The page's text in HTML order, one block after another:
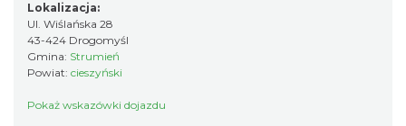
Lokalizacja:
Ul. Wiślańska 28
43-424 Drogomyśl
Gmina: Strumień
Powiat: cieszyński
Pokaż wskazówki dojazdu